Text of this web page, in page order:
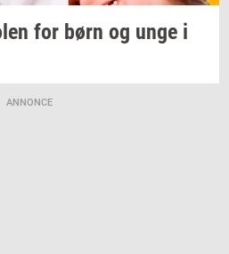
for børn og unge i
ANNONCE